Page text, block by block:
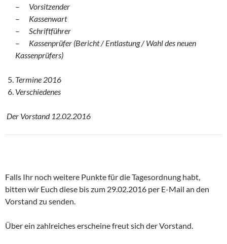
– Vorsitzender
– Kassenwart
– Schriftführer
– Kassenprüfer (Bericht / Entlastung / Wahl des neuen
Kassenprüfers)
Termine 2016
Verschiedenes
Der Vorstand 12.02.2016
Falls Ihr noch weitere Punkte für die Tagesordnung habt,
bitten wir Euch diese bis zum 29.02.2016 per E-Mail an den
Vorstand zu senden.
Über ein zahlreiches erscheine freut sich der Vorstand.